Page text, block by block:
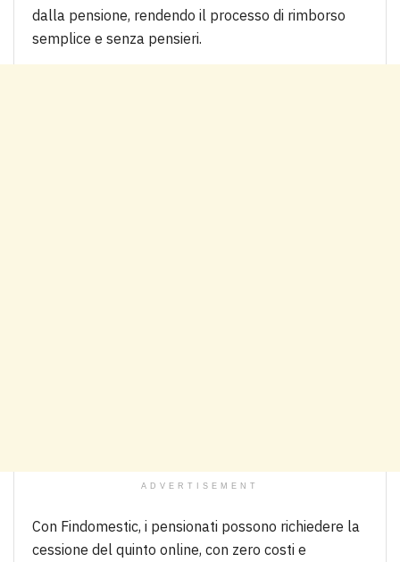
dalla pensione, rendendo il processo di rimborso
semplice e senza pensieri.
ADVERTISEMENT
Con Findomestic, i pensionati possono richiedere la
cessione del quinto online, con zero costi e